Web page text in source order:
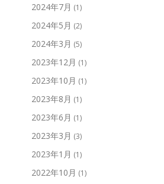
2024年7月 (1)
2024年5月 (2)
2024年3月 (5)
2023年12月 (1)
2023年10月 (1)
2023年8月 (1)
2023年6月 (1)
2023年3月 (3)
2023年1月 (1)
2022年10月 (1)